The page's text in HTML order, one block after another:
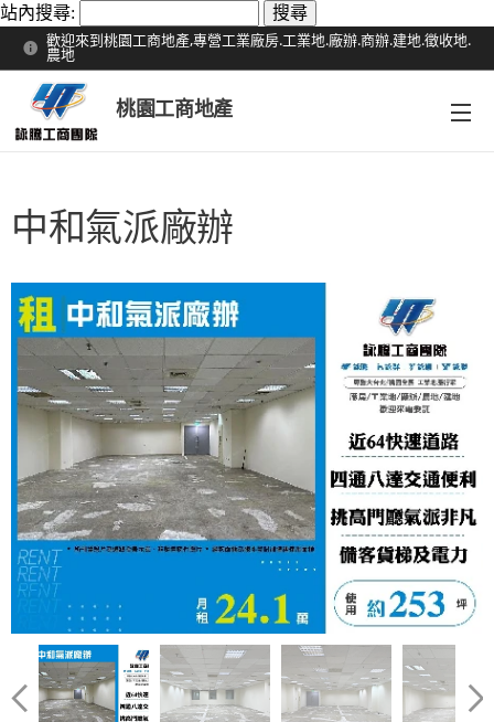
站內搜尋:
歡迎來到桃園工商地產,專營工業廠房.工業地.廠辦.商辦.建地.徵收地.
農地
桃園工商地產
中和氣派廠辦